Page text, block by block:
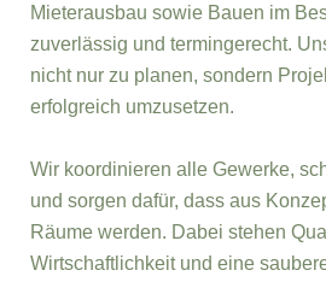
Mieterausbau sowie Bauen im
zuverlässig und termingerecht.
nicht nur zu planen, sondern
erfolgreich umzusetzen.
Wir koordinieren alle Gewerke,
und sorgen dafür, dass aus
Räume werden. Dabei stehen
Wirtschaftlichkeit und eine